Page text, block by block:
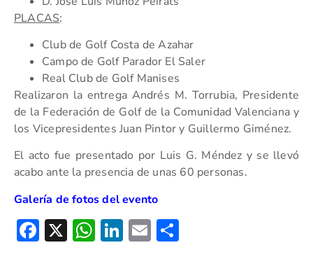
PLACAS:
Club de Golf Costa de Azahar
Campo de Golf Parador El Saler
Real Club de Golf Manises
Realizaron la entrega Andrés M. Torrubia, Presidente
de la Federación de Golf de la Comunidad Valenciana y
los Vicepresidentes Juan Pintor y Guillermo Giménez.
El acto fue presentado por Luis G. Méndez y se llevó
acabo ante la presencia de unas 60 personas.
Galería de fotos del evento
Facebook
X WhatsApp
LinkedIn
Email